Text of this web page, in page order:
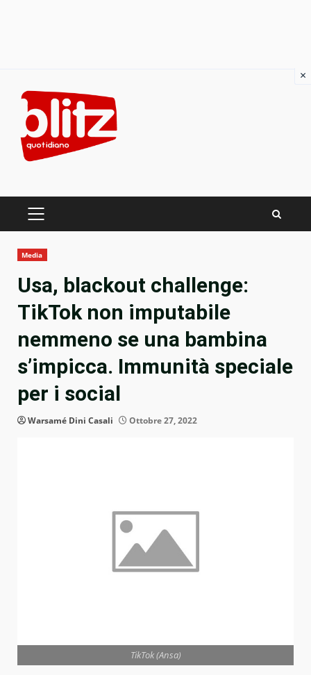
content
PRIMARY
Media
Usa, blackout challenge:
TikTok non imputabile
nemmeno se una bambina
s’impicca. Immunità speciale
per i social
Warsamé Dini Casali Ottobre 27, 2022
TikTok (Ansa)
×